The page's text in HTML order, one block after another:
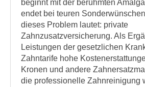
beginnt mit der berühmten
endet bei teuren
dieses Problem lautet: private
Zahnzusatzversicherung. Als
Leistungen der gesetzlichen
Zahntarife hohe
Kronen und andere
die professionelle Zahnreinigung